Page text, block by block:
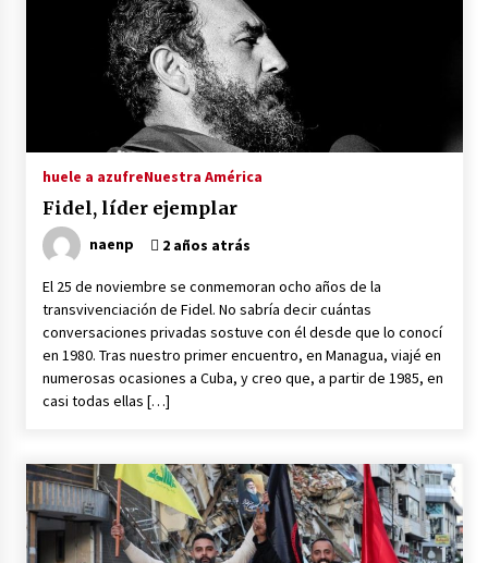
huele a azufreNuestra América
Fidel, líder ejemplar
naenp 2 años atrás
El 25 de noviembre se conmemoran ocho años de la
transvivenciación de Fidel. No sabría decir cuántas
conversaciones privadas sostuve con él desde que lo conocí
en 1980. Tras nuestro primer encuentro, en Managua, viajé en
numerosas ocasiones a Cuba, y creo que, a partir de 1985, en
casi todas ellas […]